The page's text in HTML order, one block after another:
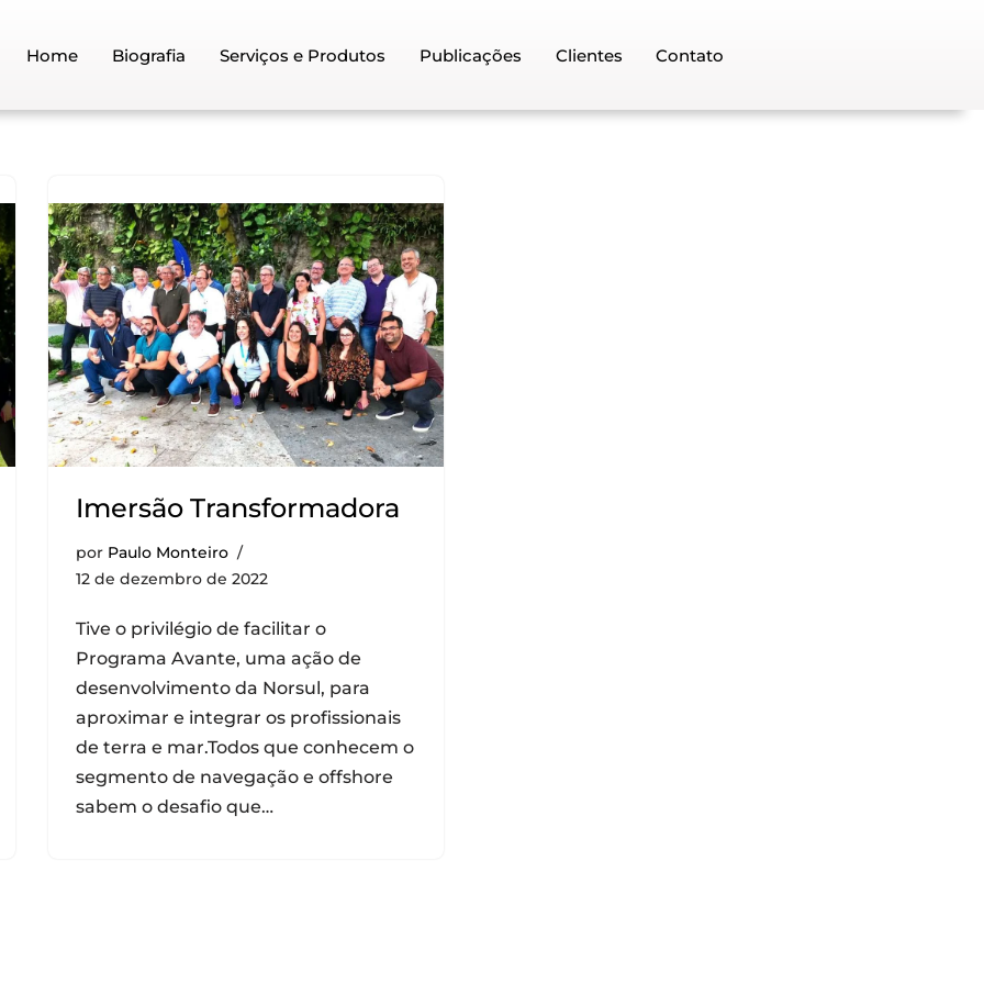
Home Biografia Serviços e Produtos Publicações Clientes Contato
Imersão Transformadora
por Paulo Monteiro
12 de dezembro de 2022
Tive o privilégio de facilitar o
Programa Avante, uma ação de
desenvolvimento da Norsul, para
aproximar e integrar os profissionais
de terra e mar.Todos que conhecem o
segmento de navegação e offshore
sabem o desafio que…